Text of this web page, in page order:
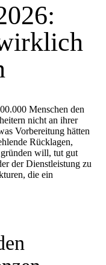
Menschen den
nicht an ihrer
Vorbereitung hätten
Rücklagen,
will, tut gut
der Dienstleistung zu
die ein